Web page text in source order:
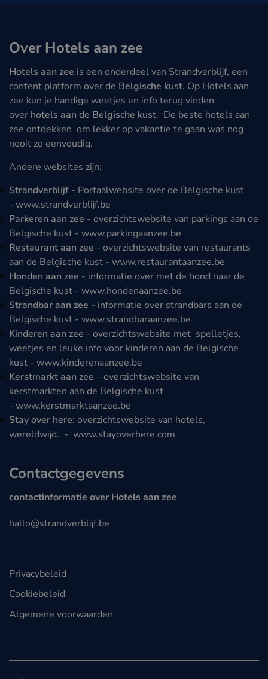
Over Hotels aan zee
Hotels aan zee is een onderdeel van Strandverblijf, een
content platform over de Belgische kust. Op Hotels aan
zee kun je handige weetjes en info terug vinden
over hotels aan de Belgische kust. De beste hotels aan
zee ontdekken om lekker op vakantie te gaan was nog
nooit zo eenvoudig.
Andere websites zijn:
Strandverblijf - Portaalwebsite over de Belgische kust
- www.strandverblijf.be
Parkeren aan zee - overzichtswebsite van parkings aan de
Belgische kust - www.parkingaanzee.be
Restaurant aan zee - overzichtswebsite van restaurants
aan de Belgische kust - www.restaurantaanzee.be
Honden aan zee - informatie over met de hond naar de
Belgische kust - www.hondenaanzee.be
Strandbar aan zee - informatie over strandbars aan de
Belgische kust - www.strandbaraanzee.be
Kinderen aan zee - overzichtswebsite met spelletjes,
weetjes en leuke info voor kinderen aan de Belgische
kust - www.kinderenaanzee.be
Kerstmarkt aan zee – overzichtswebsite van
kerstmarkten aan de Belgische kust
- www.kerstmarktaanzee.be
Stay over here: overzichtswebsite van hotels,
wereldwijd. - www.stayoverhere.com
Contactgegevens
contactinformatie over Hotels aan zee
hallo@strandverblijf.be
Privacybeleid
Cookiebeleid
Algemene voorwaarden